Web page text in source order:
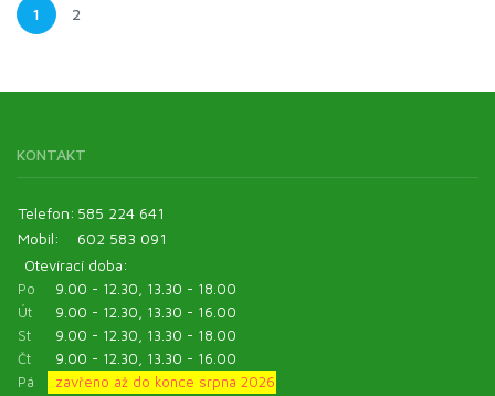
1 2
KONTAKT
Telefon: 585 224 641
Mobil:
602 583 091
Otevírací doba:
Po
9.00 - 12.30, 13.30 - 18.00
Út
9.00 - 12.30, 13.30 - 16.00
St
9.00 - 12.30, 13.30 - 18.00
Čt
9.00 - 12.30, 13.30 - 16.00
Pá
zavřeno až do konce srpna 2026